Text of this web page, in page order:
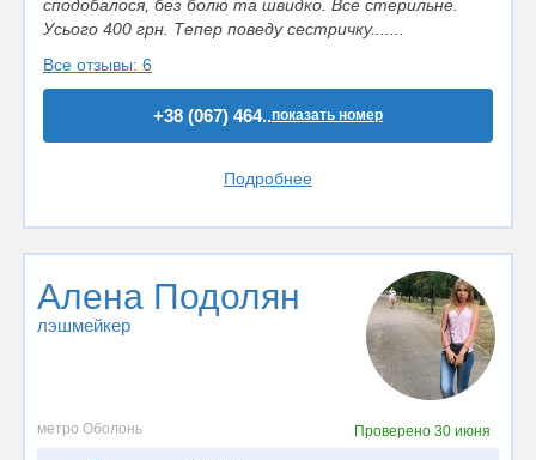
сподобалося, без болю та швидко. Все стерильне.
Усього 400 грн. Тепер поведу сестричку.......
Все отзывы: 6
+38 (067) 464..показать номер
Подробнее
Алена Подолян
лэшмейкер
метро Оболонь Проверено 30 июня